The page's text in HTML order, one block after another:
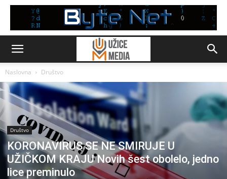
Naslovna Društvo
Društvo
KORONAVIRUS SE NE SMIRUJE U
UŽIČKOM KRAJU Novih šest obolelo, jedno
lice preminulo